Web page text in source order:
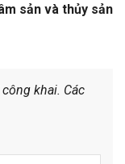
sản và thủy sản
khai. Các